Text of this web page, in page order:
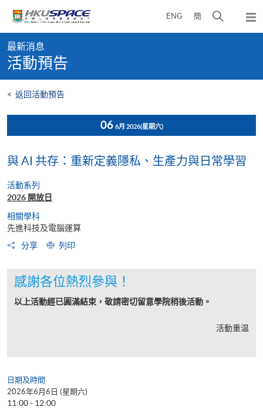
content
ENG 簡
開
彈
出
content
start
最新消息
活動預告
< 返回活動預告
06 6月 2026(星期六)
與 AI 共存：重新定義隱私、生產力與日常學習
活動系列
2026 開放日
相關學科
先進科技及電腦運算
分享
列印
感謝各位熱烈參與！
以上活動經已圓滿結束，敬請密切留意學院稍後活動。
活動重温
日期及時間
2026年6月6日 (星期六)
11:00 - 12:00